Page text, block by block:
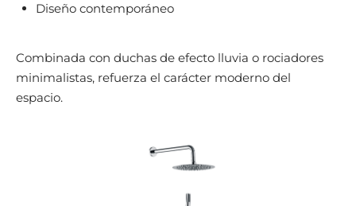
Diseño contemporáneo
Combinada con duchas de efecto lluvia o rociadores
minimalistas, refuerza el carácter moderno del
espacio.